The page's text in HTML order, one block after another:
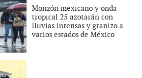
Monzón mexicano y onda
tropical 25 azotarán con
lluvias intensas y granizo a
varios estados de México